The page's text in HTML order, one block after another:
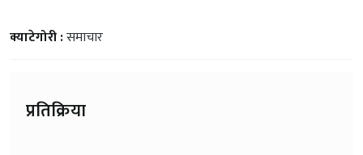
क्याटेगोरी :समाचार
प्रतिक्रिया